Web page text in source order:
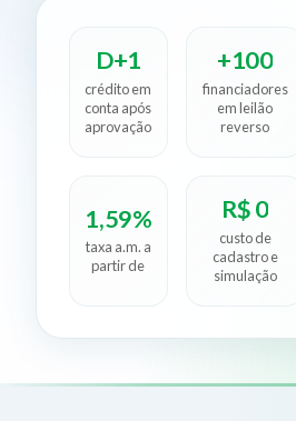
D+1
crédito em
conta após
aprovação
+100
financiadores
em leilão
reverso
1,59%
taxa a.m. a
partir de
R$ 0
custo de
cadastro e
simulação